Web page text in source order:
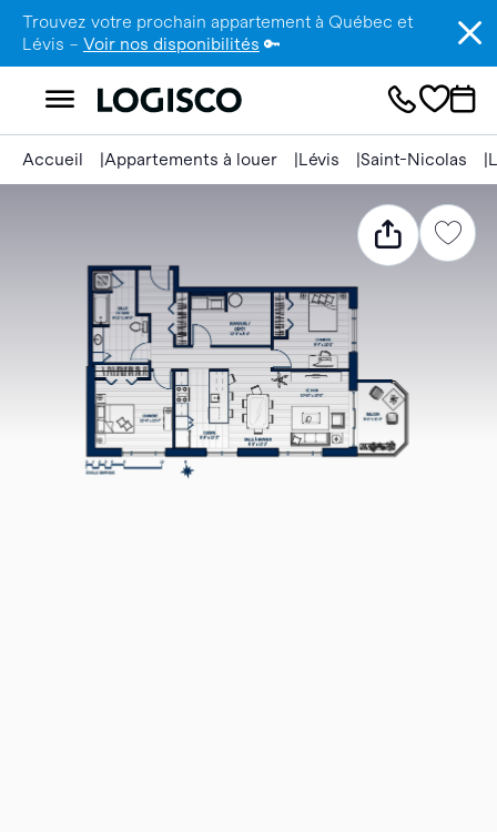
Trouvez votre prochain appartement à Québec et
Lévis – Voir nos disponibilités 🔑
Accueil Appartements à louer Lévis Saint-Nicolas